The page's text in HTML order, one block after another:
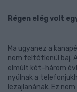
Régen elég volt
Ma ugyanez a
nem feltétlenül baj.
elmúlt két-három
nyúlnak a
lezajlanának. Ez